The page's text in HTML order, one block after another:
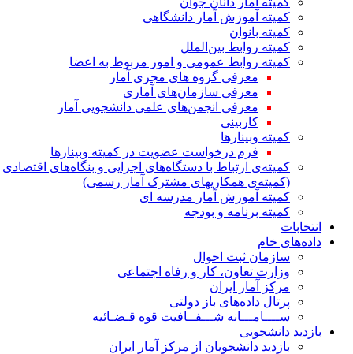
کمیته آموزش آمار دانشگاهی
کمیته بانوان
کمیته روابط بین‌الملل
کمیته روابط عمومی و امور مربوط به اعضا
معرفی گروه های مجری آمار
معرفی سازمان‌های آماری
معرفی انجمن‌های علمی دانشجویی آمار
کاربینی
کمیته وبینارها
فرم درخواست عضویت در کمیته وبینارها
کمیته‌ی ارتباط با دستگاه‌های اجرایی و بنگاه‌های اقتصادی
(کمیته‌ی همکاریهای مشترک آمار رسمی)
کمیته آموزش آمار مدرسه ای
کمیته برنامه و بودجه
انتخابات
داده‌های خام
سازمان ثبت احوال
وزارت تعاون، کار و رفاه اجتماعی
مرکز آمار ایران
پرتال داده‌های باز دولتی
ســــامـــانه شـــفــافیت قوه قـضـائیه
بازدید دانشجویی
بازدید دانشجویان از مرکز آمار ایران